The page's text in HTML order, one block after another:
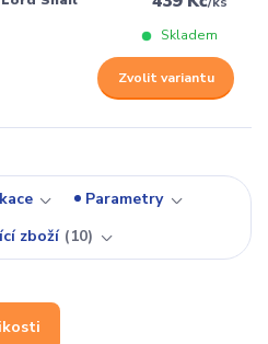
Skladem
Zvolit variantu
Parametry
zboží
10